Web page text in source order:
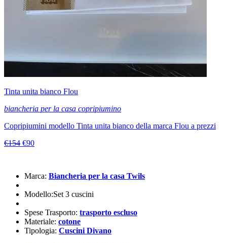
Tinta unita bianco Flou
biancheria per la casa copripiumino
Copripiumini modello Tinta unita bianco della marca Flou a prezzi
€154 €90
Marca: Biancheria per la casa Twils
Modello:Set 3 cuscini
Spese Trasporto: trasporto escluso
Materiale: cotone
Tipologia: Cuscini Divano